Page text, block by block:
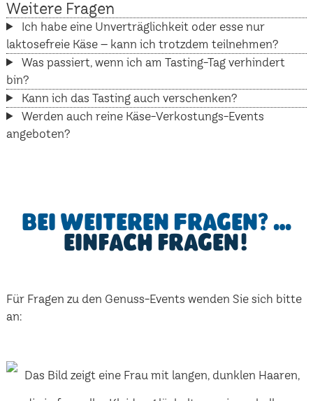
Weitere Fragen
Ich habe eine Unverträglichkeit oder esse nur
laktosefreie Käse – kann ich trotzdem teilnehmen?
Was passiert, wenn ich am Tasting-Tag verhindert
bin?
Kann ich das Tasting auch verschenken?
Werden auch reine Käse-Verkostungs-Events
angeboten?
Bei weiteren Fragen? …
einfach fragen!
Für Fragen zu den Genuss-Events wenden Sie sich bitte
an: